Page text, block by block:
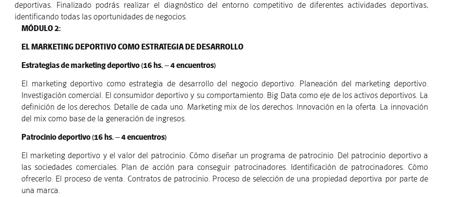
deportivas. Finalizado podrás realizar el diagnóstico del entorno competitivo de diferentes actividades deportivas,
identificando todas las oportunidades de negocios.
MÓDULO 2:
EL MARKETING DEPORTIVO COMO ESTRATEGIA DE DESARROLLO
Estrategias de marketing deportivo (16 hs. – 4 encuentros)
El marketing deportivo como estrategia de desarrollo del negocio deportivo. Planeación del marketing deportivo.
Investigación comercial. El consumidor deportivo y su comportamiento. Big Data como eje de los activos deportivos. La
definición de los derechos. Detalle de cada uno. Marketing mix de los derechos. Innovación en la oferta. La innovación
del mix como base de la generación de ingresos.
Patrocinio deportivo (16 hs. – 4 encuentros)
El marketing deportivo y el valor del patrocinio. Cómo diseñar un programa de patrocinio. Del patrocinio deportivo a
las sociedades comerciales. Plan de acción para conseguir patrocinadores. Identificación de patrocinadores. Cómo
ofrecerlo. El proceso de venta. Contratos de patrocinio. Proceso de selección de una propiedad deportiva por parte de
una marca.